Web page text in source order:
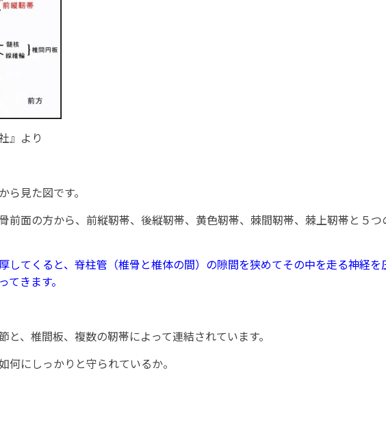
』より
ら見た図です。
前面の方から、前縦靭帯、後縦靭帯、黄色靭帯、棘間靭帯、棘上靭帯と５つ
してくると、脊柱管（椎骨と椎体の間）の隙間を狭めてその中を走る神経を
きます。
と、椎間板、複数の靭帯によって連結されています。
何にしっかりと守られているか。